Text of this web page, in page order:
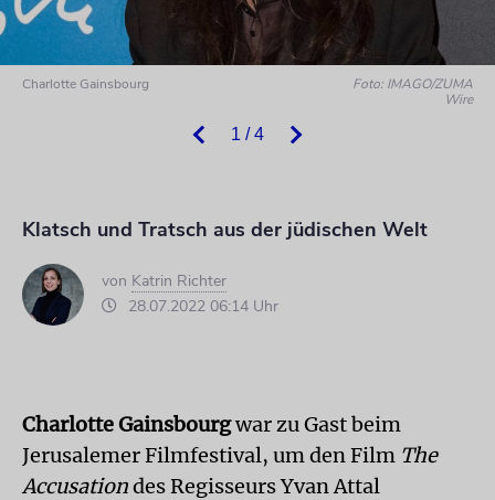
1 / 4
Charlotte Gainsbourg
Foto: IMAGO/ZUMA
Wire
Klatsch und Tratsch aus der jüdischen Welt
von Katrin Richter
28.07.2022 06:14 Uhr
Charlotte Gainsbourgwar zu Gast beim
Jerusalemer Filmfestival, um den Film The
Accusationdes Regisseurs Yvan Attal